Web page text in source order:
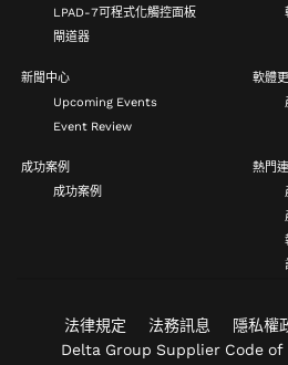
LPAD-7可程式化觸控面板
閘道器
新聞中心
Upcoming Events
Event Review
軟體
成功案例
成功案例
熱門
法律規定 法務訊息 隱私權
Delta Group Supplier Code